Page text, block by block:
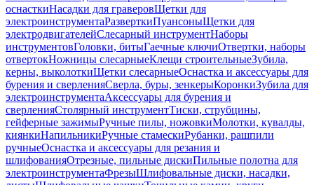
оснасткиНасадки для граверовЩетки для
электроинструментаРазверткиПуансоныЩетки для
электродвигателейСлесарный инструментНаборы
инструментовГоловки, битыГаечные ключиОтвертки, наборы
отвертокНожницы слесарныеКлещи строительныеЗубила,
керны, выколоткиЩетки слесарныеОснастка и аксессуары для
бурения и сверленияСверла, буры, зенкерыКоронкиЗубила для
электроинструментаАксессуары для бурения и
сверленияСтолярный инструментТиски, струбцины,
гейферные зажимыРучные пилы, ножовкиМолотки, кувалды,
киянкиНапильникиРучные стамескиРубанки, рашпили
ручныеОснастка и аксессуары для резания и
шлифованияОтрезные, пильные дискиПильные полотна для
электроинструментаФрезыШлифовальные диски, насадки,